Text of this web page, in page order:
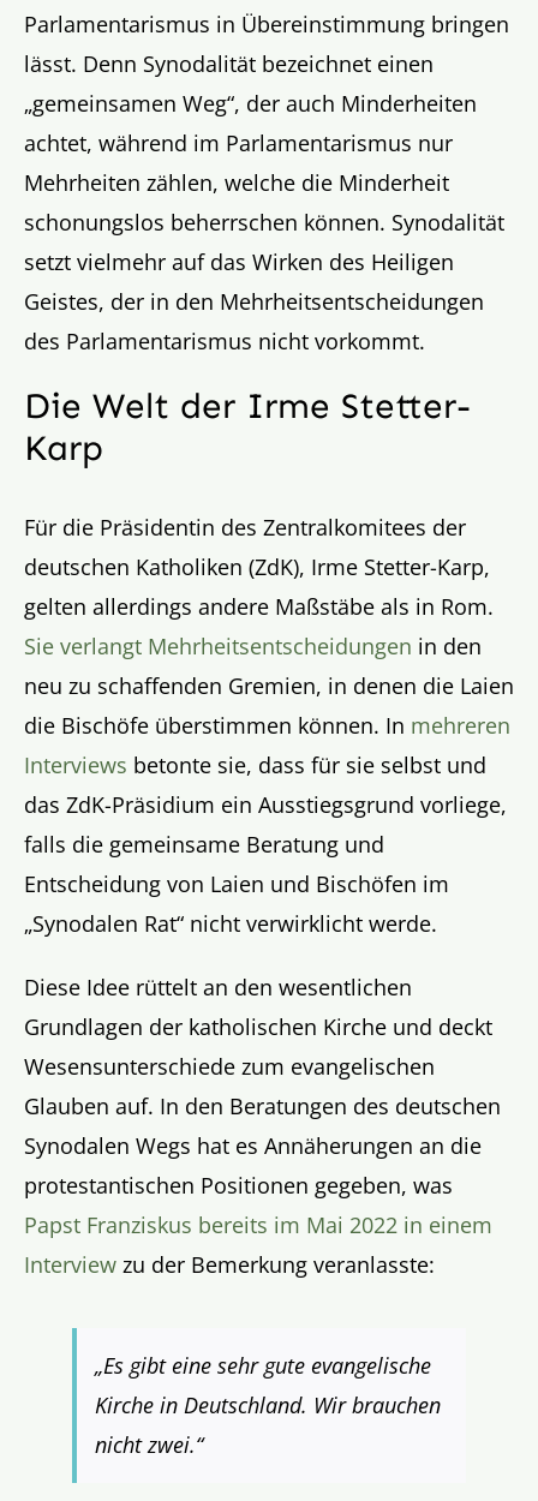
Parlamentarismus in Übereinstimmung bringen
lässt. Denn Synodalität bezeichnet einen
„gemeinsamen Weg“, der auch Minderheiten
achtet, während im Parlamentarismus nur
Mehrheiten zählen, welche die Minderheit
schonungslos beherrschen können. Synodalität
setzt vielmehr auf das Wirken des Heiligen
Geistes, der in den Mehrheitsentscheidungen
des Parlamentarismus nicht vorkommt.
Die Welt der Irme Stetter-
Karp
Für die Präsidentin des Zentralkomitees der
deutschen Katholiken (ZdK), Irme Stetter-Karp,
gelten allerdings andere Maßstäbe als in Rom.
Sie verlangt Mehrheitsentscheidungen in den
neu zu schaffenden Gremien, in denen die Laien
die Bischöfe überstimmen können. In mehreren
Interviews betonte sie, dass für sie selbst und
das ZdK-Präsidium ein Ausstiegsgrund vorliege,
falls die gemeinsame Beratung und
Entscheidung von Laien und Bischöfen im
„Synodalen Rat“ nicht verwirklicht werde.
Diese Idee rüttelt an den wesentlichen
Grundlagen der katholischen Kirche und deckt
Wesensunterschiede zum evangelischen
Glauben auf. In den Beratungen des deutschen
Synodalen Wegs hat es Annäherungen an die
protestantischen Positionen gegeben, was
Papst Franziskus bereits im Mai 2022 in einem
Interview zu der Bemerkung veranlasste:
„Es gibt eine sehr gute evangelische
Kirche in Deutschland. Wir brauchen
nicht zwei.“